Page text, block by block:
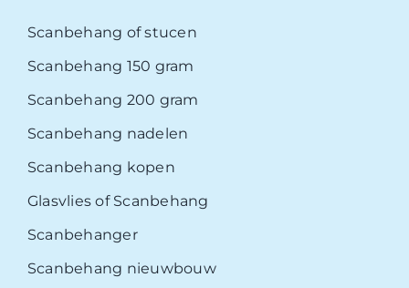
Scanbehang of stucen
Scanbehang 150 gram
Scanbehang 200 gram
Scanbehang nadelen
Scanbehang kopen
Glasvlies of Scanbehang
Scanbehanger
Scanbehang nieuwbouw